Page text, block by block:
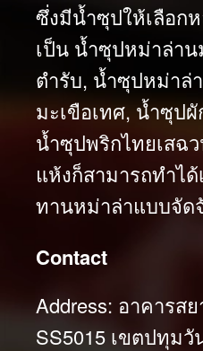
ซึ่งมีน้ำซุปให้เลือก
เป็น น้ำซุปหม่าล่า
ตำรับ, น้ำซุปหม่าล่
มะเขือเทศ, น้ำซุปผั
น้ำซุปพริกไทยเสฉ
แห้งก็สามารถทำไ
ทานหม่าล่าแบบจัด
Contact
Address: อาคารส
SS5015 เขตปทุม